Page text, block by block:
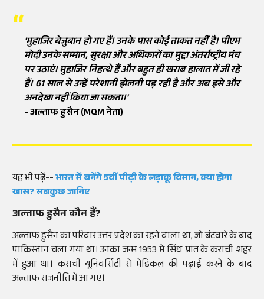
'मुहाजिर बेजुबान हो गए हैं। उनके पास कोई ताकत नहीं है। पीएम
मोदी उनके सम्मान, सुरक्षा और अधिकारों का मुद्दा अंतर्राष्ट्रीय मंच
पर उठाएं। मुहाजिर निहत्थे हैं और बहुत ही खराब हालात में जी रहे
हैं। 61 साल से उन्हें परेशानी झेलनी पड़ रही है और अब इसे और
अनदेखा नहीं किया जा सकता।'
- अल्ताफ हुसैन (MQM नेता)
यह भी पढ़ें--भारत में बनेंगे 5वीं पीढ़ी के लड़ाकू विमान, क्या होगा
खास? सबकुछ जानिए
अल्ताफ हुसैन कौन हैं?
अल्ताफ हुसैन का परिवार उत्तर प्रदेश का रहने वाला था, जो बंटवारे के बाद
पाकिस्तान चला गया था। उनका जन्म 1953 में सिंध प्रांत के कराची शहर
में हुआ था। कराची यूनिवर्सिटी से मेडिकल की पढ़ाई करने के बाद
अल्ताफ राजनीति में आ गए।